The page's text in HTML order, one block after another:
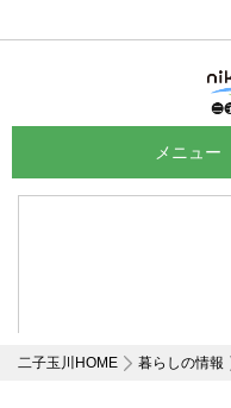
二子玉川HOME 暮らしの情報